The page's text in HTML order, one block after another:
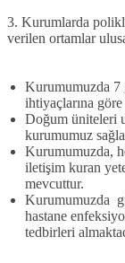
3. Kurumlarda
verilen ortamlar
Kurumumuzda 7
ihtiyaçlarına
Doğum üniteleri
kurumumuz
Kurumumuzda,
iletişim kuran
mevcuttur.
Kurumumuzda
hastane
tedbirleri